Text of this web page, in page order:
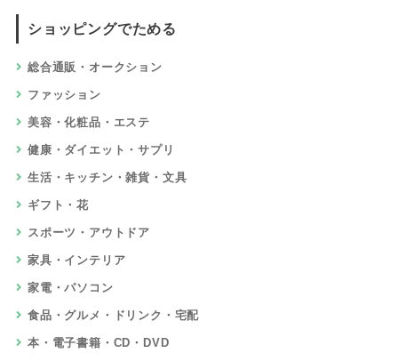
ショッピングでためる
総合通販・オークション
ファッション
美容・化粧品・エステ
健康・ダイエット・サプリ
生活・キッチン・雑貨・文具
ギフト・花
スポーツ・アウトドア
家具・インテリア
家電・パソコン
食品・グルメ・ドリンク・宅配
本・電子書籍・CD・DVD